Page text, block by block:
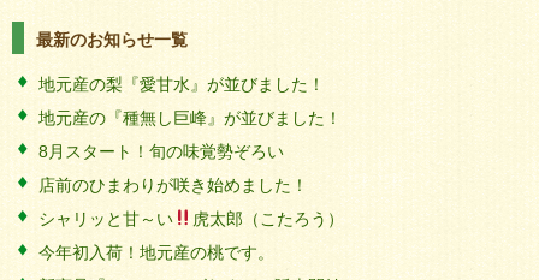
最新のお知らせ一覧
地元産の梨『愛甘水』が並びました！
地元産の『種無し巨峰』が並びました！
8月スタート！旬の味覚勢ぞろい
店前のひまわりが咲き始めました！
シャリッと甘～い
虎太郎（こたろう）
今年初入荷！地元産の桃です。